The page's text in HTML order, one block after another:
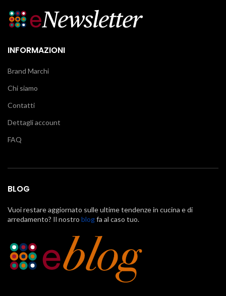
INFORMAZIONI
Brand Marchi
Chi siamo
Contatti
Dettagli account
FAQ
BLOG
Vuoi restare aggiornato sulle ultime tendenze in cucina e di
arredamento? Il nostro blogfa al caso tuo.